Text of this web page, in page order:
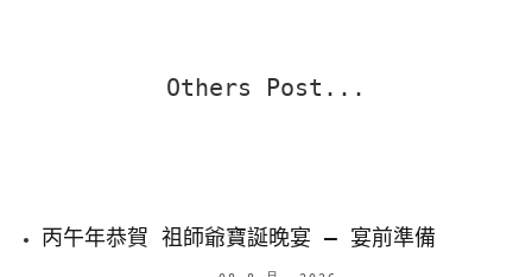
Others Post...
丙午年恭賀 祖師爺寶誕晚宴 – 宴前準備